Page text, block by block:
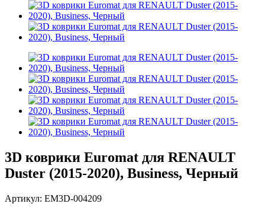
3D коврики Euromat для RENAULT
Duster (2015-2020), Business, Черный
Артикул: EM3D-004209